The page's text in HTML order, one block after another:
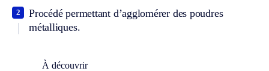
Procédé permettant d’agglomérer des poudres
métalliques.
2
À découvrir